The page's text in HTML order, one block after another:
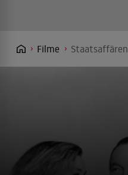
Filme Staatsaffären